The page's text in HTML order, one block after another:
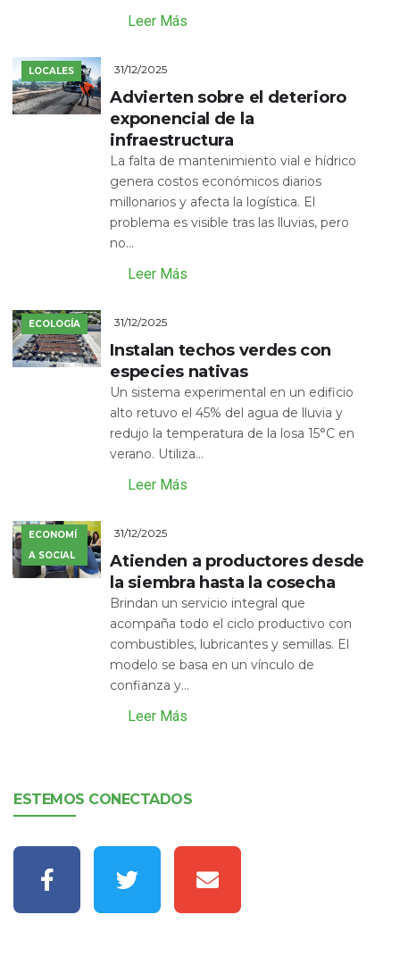
Leer Más
LOCALES 31/12/2025
Advierten sobre el deterioro
exponencial de la
infraestructura
La falta de mantenimiento vial e hídrico
genera costos económicos diarios
millonarios y afecta la logística. El
problema es visible tras las lluvias, pero
no...
Leer Más
ECOLOGÍA 31/12/2025
Instalan techos verdes con
especies nativas
Un sistema experimental en un edificio
alto retuvo el 45% del agua de lluvia y
redujo la temperatura de la losa 15°C en
verano. Utiliza...
Leer Más
ECONOMÍ
A SOCIAL
31/12/2025
Atienden a productores desde
la siembra hasta la cosecha
Brindan un servicio integral que
acompaña todo el ciclo productivo con
combustibles, lubricantes y semillas. El
modelo se basa en un vínculo de
confianza y...
Leer Más
ESTEMOS CONECTADOS